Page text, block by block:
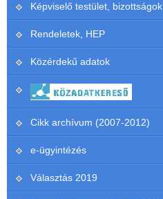
Képviselő testület, bizottságok
Rendeletek, HEP
Közérdekű adatok
Cikk archívum (2007-2012)
e-ügyintézés
Választás 2019